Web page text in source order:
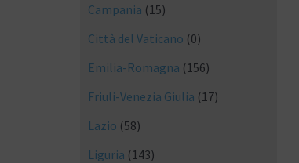
Campania (15)
Città del Vaticano (0)
Emilia-Romagna (156)
Friuli-Venezia Giulia (17)
Lazio (58)
Liguria (143)